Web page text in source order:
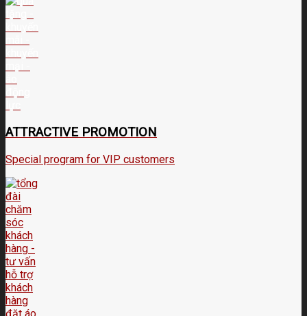
ATTRACTIVE PROMOTION
Special program for VIP customers